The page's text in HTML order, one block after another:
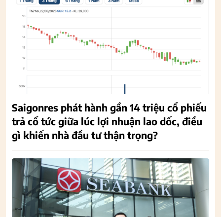
Saigonres phát hành gần 14 triệu cổ phiếu
trả cổ tức giữa lúc lợi nhuận lao dốc, điều
gì khiến nhà đầu tư thận trọng?